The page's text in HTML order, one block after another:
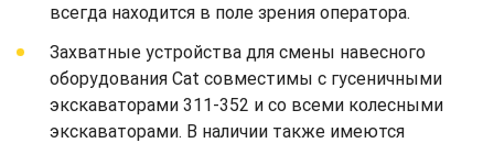
всегда находится в поле зрения оператора.
Захватные устройства для смены навесного
оборудования Cat совместимы с гусеничными
экскаваторами 311-352 и со всеми колесными
экскаваторами. В наличии также имеются